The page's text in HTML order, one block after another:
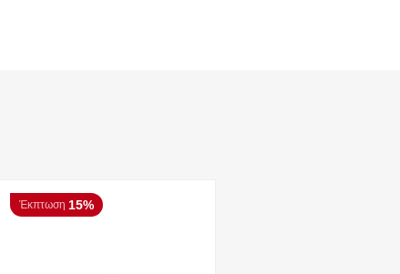
Έκπτωση 15%